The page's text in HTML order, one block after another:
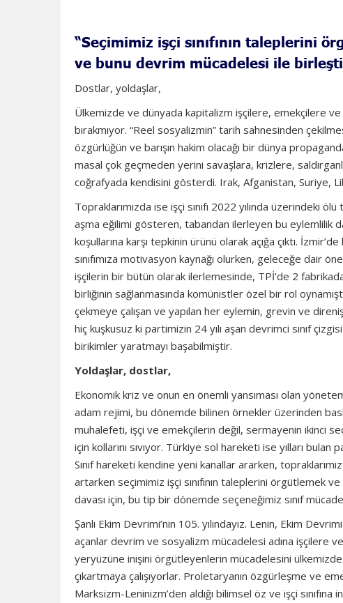
“Seçimimiz işçi sınıfının taleplerini
ve bunu devrim mücadelesi ile
Dostlar, yoldaşlar,
Ülkemizde ve dünyada kapitalizm işçilere, emekçilere ve
bırakmıyor. “Reel sosyalizmin” tarih sahnesinden
özgürlüğün ve barışın hakim olacağı bir dünya
masal çok geçmeden yerini savaşlara, krizlere,
coğrafyada kendisini gösterdi. Irak, Afganistan, Suriye,
Topraklarımızda ise işçi sınıfı 2022 yılında üzerindeki
aşma eğilimi gösteren, tabandan ilerleyen bu eylemlilik
koşullarına karşı tepkinin ürünü olarak açığa çıktı.
sınıfımıza motivasyon kaynağı olurken, geleceğe dair
işçilerin bir bütün olarak ilerlemesinde, TPİ’de 2
birliğinin sağlanmasında komünistler özel bir rol
çekmeye çalışan ve yapılan her eylemin, grevin ve
hiç kuşkusuz ki partimizin 24 yılı aşan devrimci sınıf
birikimler yaratmayı başabilmiştir.
Yoldaşlar, dostlar,
Ekonomik kriz ve onun en önemli yansıması olan
adam rejimi, bu dönemde bilinen örnekler üzerinden
muhalefeti, işçi ve emekçilerin değil, sermayenin ikinci
için kollarını sıvıyor. Türkiye sol hareketi ise yılları
Sınıf hareketi kendine yeni kanallar ararken,
artarken seçimimiz işçi sınıfının taleplerini örgütlemek
davası için, bu tip bir dönemde seçeneğimiz sınıf
Şanlı Ekim Devrimi’nin 105. yılındayız. Lenin, Ekim
açanlar devrim ve sosyalizm mücadelesi adına işçilere
yeryüzüne inişini örgütleyenlerin mücadelesini
çıkartmaya çalışıyorlar. Proletaryanın özgürleşme ve
Marksizm-Leninizm’den aldığı bilimsel öz ve işçi